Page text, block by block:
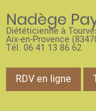
au
contenu
principal
Nadège
Diététicienne à
Aix-en-Provence
Tél. 06 41 13 86 62
RDV en ligne